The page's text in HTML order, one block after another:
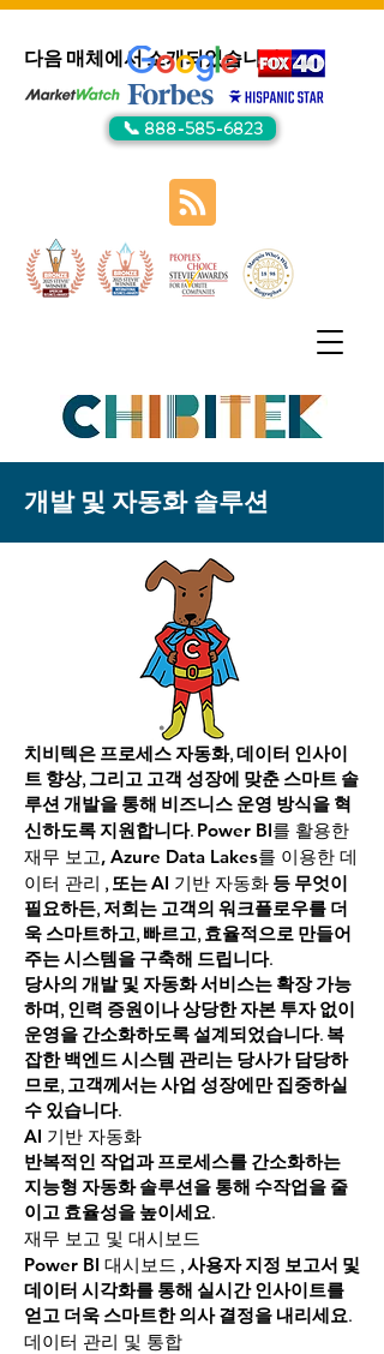
다음 매체에서 소개되었습니다:
📞 888-585-6823
개발 및 자동화 솔루션
치비텍은 프로세스 자동화, 데이터 인사이
트 향상, 그리고 고객 성장에 맞춘 스마트 솔
루션 개발을 통해 비즈니스 운영 방식을 혁
신하도록 지원합니다. Power BI를 활용한
재무 보고, Azure Data Lakes를 이용한 데
이터 관리 , 또는AI 기반 자동화 등 무엇이
필요하든, 저희는 고객의 워크플로우를 더
욱 스마트하고, 빠르고, 효율적으로 만들어
주는 시스템을 구축해 드립니다.
당사의 개발 및 자동화 서비스는 확장 가능
하며, 인력 증원이나 상당한 자본 투자 없이
운영을 간소화하도록 설계되었습니다. 복
잡한 백엔드 시스템 관리는 당사가 담당하
므로, 고객께서는 사업 성장에만 집중하실
수 있습니다.
AI 기반 자동화
반복적인 작업과 프로세스를 간소화하는
지능형 자동화 솔루션을 통해 수작업을 줄
이고 효율성을 높이세요.
재무 보고 및 대시보드
Power BI 대시보드 , 사용자 지정 보고서 및
데이터 시각화를 통해 실시간 인사이트를
얻고 더욱 스마트한 의사 결정을 내리세요.
데이터 관리 및 통합